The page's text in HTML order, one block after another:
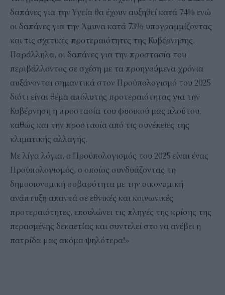
δαπάνες για την Υγεία θα έχουν αυξηθεί κατά 74% ενώ
οι δαπάνες για την Άμυνα κατά 73% υπογραμμίζοντας
και τις σχετικές προτεραιότητες της Κυβέρνησης.
Παράλληλα, οι δαπάνες για την προστασία του
περιβάλλοντος σε σχέση με τα προηγούμενα χρόνια
αυξάνονται σημαντικά στον Προϋπολογισμό του 2025
διότι είναι θέμα απόλυτης προτεραιότητας για την
Κυβέρνηση η προστασία του φυσικού μας πλούτου,
καθώς και την προστασία από τις συνέπειες της
κλιματικής αλλαγής.
Με λίγα λόγια, ο Προϋπολογισμός του 2025 είναι ένας
Προϋπολογισμός, ο οποίος συνδυάζοντας τη
δημοσιονομική σοβαρότητα με την οικονομική
ανάπτυξη απαντά σε εθνικές και κοινωνικές
προτεραιότητες, επουλώνει τις πληγές της κρίσης της
περασμένης δεκαετίας και συντελεί στο να ανέβει η
πατρίδα μας ακόμα ψηλότερα!»